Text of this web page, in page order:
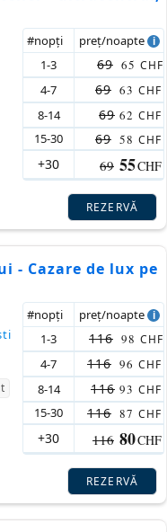
#nopţi
preţ/noapte
1-3
69 65 CHF
4-7 69 63 CHF
8-14 69 62 CHF
15-30 69 58 CHF
+30 69 55CHF
REZERVĂ
- Cazare de lux pe
#nopţi
preţ/noapte
1-3
116 98 CHF
4-7 116 96 CHF
8-14 116 93 CHF
15-30 116 87 CHF
+30 116 80CHF
REZERVĂ